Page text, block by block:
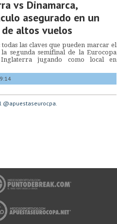
vs Dinamarca,
asegurado en un
altos vuelos
todas las claves que pueden marcar el
segunda semifinal de la Eurocopa
Inglaterra jugando como local en
@apuestaseurocpa.